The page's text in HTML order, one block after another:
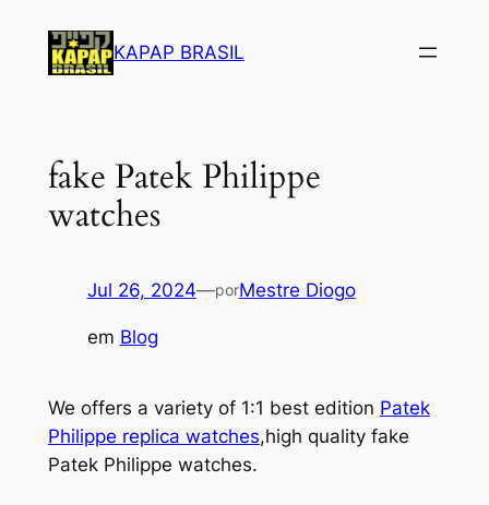
KAPAP BRASIL
fake Patek Philippe
watches
Jul 26, 2024—porMestre Diogo
em Blog
We offers a variety of 1:1 best edition Patek
Philippe replica watches,high quality fake
Patek Philippe watches.